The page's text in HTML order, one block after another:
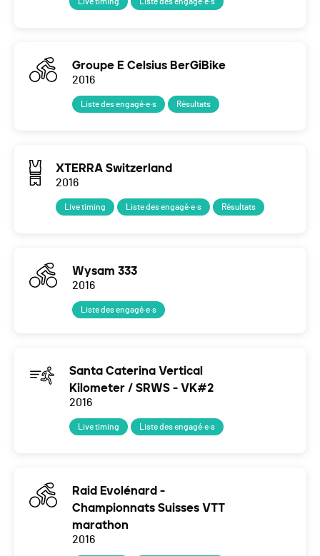
Groupe E Celsius BerGiBike
2016
Liste des engagé·e·s Résultats
XTERRA Switzerland
2016
Live timing Liste des engagé·e·s Résultats
Wysam 333
2016
Liste des engagé·e·s
Santa Caterina Vertical
Kilometer / SRWS - VK#2
2016
Live timing Liste des engagé·e·s
Raid Evolénard -
Championnats Suisses VTT
marathon
2016